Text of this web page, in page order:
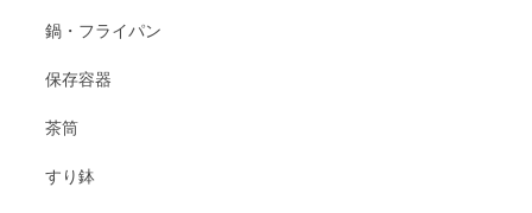
鍋・フライパン
保存容器
茶筒
すり鉢